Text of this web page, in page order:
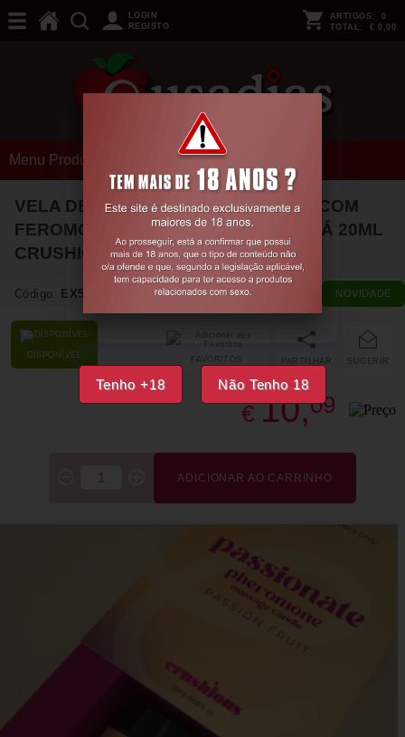
Tenho +18 Não Tenho 18
LOGIN
REGISTO
ARTIGOS: 0
TOTAL: € 0,00
Menu Produtos
VELA DE MASSAGEM PASSIONATE COM
FEROMONAS E AROMA A MARACUJÁ 20ML
CRUSHIOUS
Código: EX55252 NOVIDADE
DISPONÍVEL
SUGERIR
PARTILHAR
FAVORITOS
€ 10,09
ADICIONAR AO CARRINHO